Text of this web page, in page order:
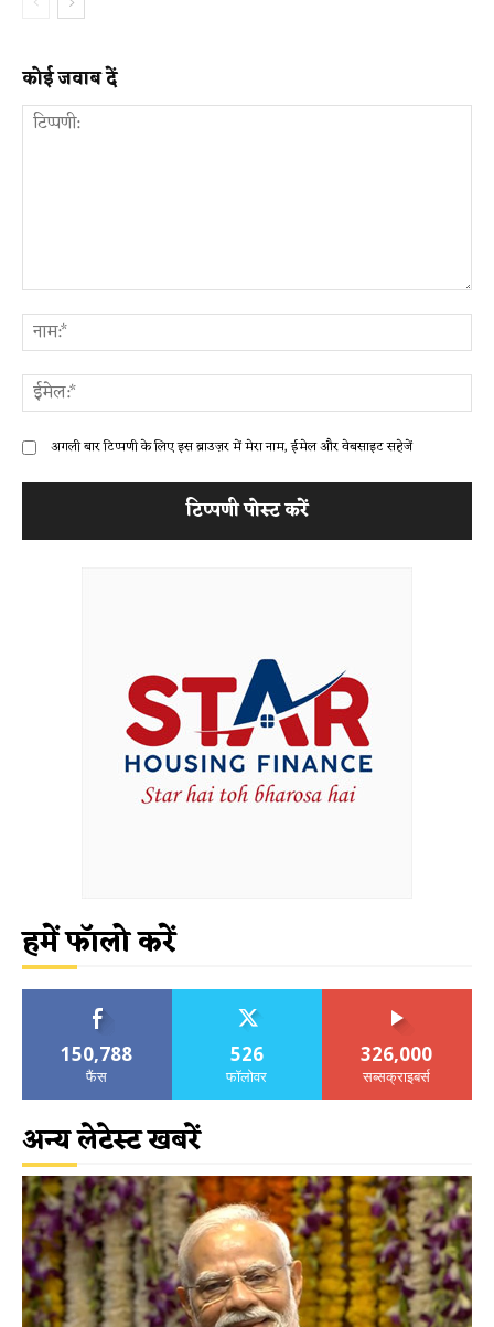
कोई जवाब दें
अगली बार टिप्पणी के लिए इस ब्राउज़र में मेरा नाम, ईमेल और वेबसाइट सहेजें
हमें फॉलो करें
150,788
फैंस
526
फॉलोवर
326,000
सब्सक्राइबर्स
अन्य लेटेस्ट खबरें